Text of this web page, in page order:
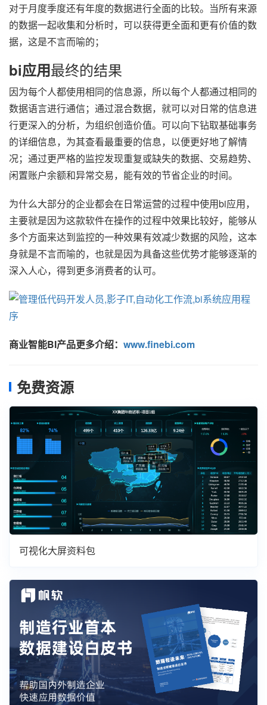
对于月度季度还有年度的数据进行全面的比较。当所有来源
的数据一起收集和分析时，可以获得更全面和更有价值的数
据，这是不言而喻的；
bi应用最终的结果
因为每个人都使用相同的信息源，所以每个人都通过相同的
数据语言进行通信；通过混合数据，就可以对日常的信息进
行更深入的分析，为组织创造价值。可以向下钻取基础事务
的详细信息，为其查看最重要的信息，以便更好地了解情
况；通过更严格的监控发现重复或缺失的数据、交易趋势、
闲置账户余额和异常交易，能有效的节省企业的时间。
为什么大部分的企业都会在日常运营的过程中使用bi应用，
主要就是因为这款软件在操作的过程中效果比较好，能够从
多个方面来达到监控的一种效果有效减少数据的风险，这本
身就是不言而喻的，也就是因为具备这些优势才能够逐渐的
深入人心，得到更多消费者的认可。
商业智能BI产品更多介绍： www.finebi.com
免费资源
可视化大屏资料包